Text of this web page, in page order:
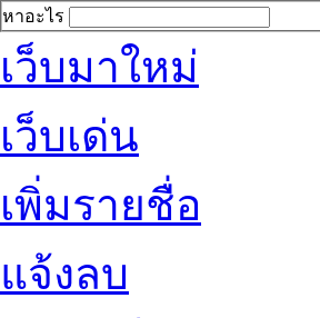
หาอะไร
เว็บมาใหม่
เว็บเด่น
เพิ่มรายชื่อ
แจ้งลบ